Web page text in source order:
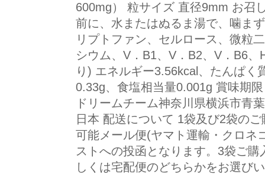
600mg） 粒サイズ 直径9mm お召
前に、水またはぬるま湯で、噛ま
リプトファン、セルロース、微粒
シウム、V．B1、V．B2、V．B6
り) エネルギー3.56kcal、たんぱく
0.33g、食塩相当量0.001g 賞味期
ドリームチーム神奈川県横浜市青
日本 配送について 1袋及び2袋の
可能メール便(ヤマト運輸・クロネ
ストへの投函となります。3袋ご
しくは宅配便のどちらかをお選び